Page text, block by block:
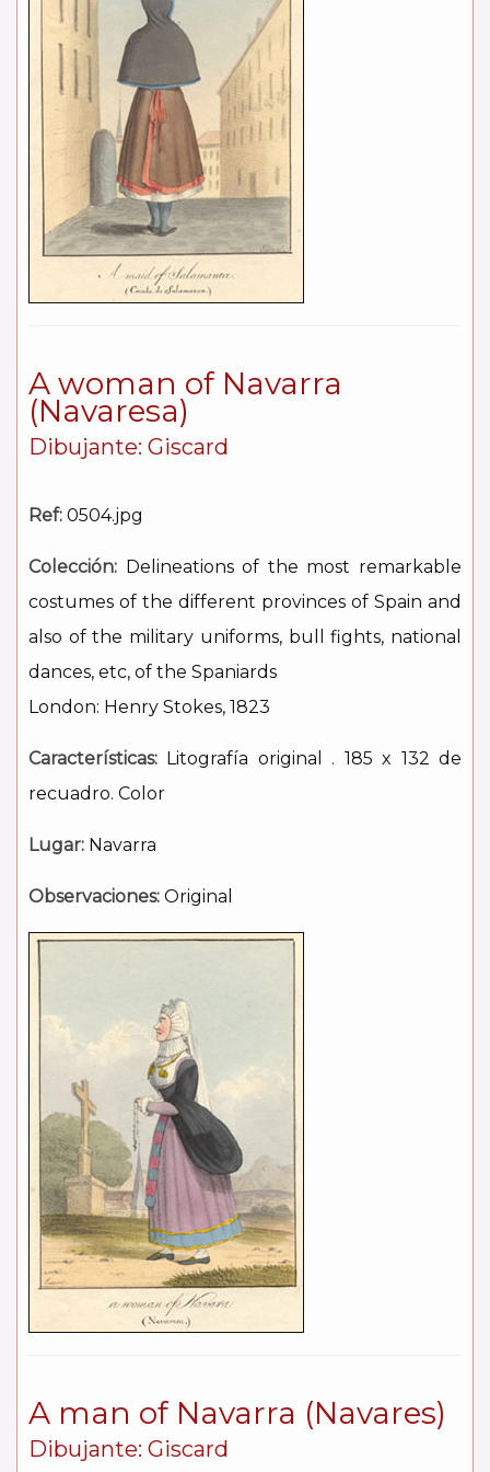
A woman of Navarra
(Navaresa)
Dibujante: Giscard
Ref: 0504.jpg
Colección: Delineations of the most remarkable
costumes of the different provinces of Spain and
also of the military uniforms, bull fights, national
dances, etc, of the Spaniards
London: Henry Stokes, 1823
Características: Litografía original . 185 x 132 de
recuadro. Color
Lugar: Navarra
Observaciones: Original
A man of Navarra (Navares)
Dibujante: Giscard